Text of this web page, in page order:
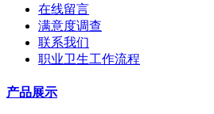
在线留言
满意度调查
联系我们
职业卫生工作流程
产品展示